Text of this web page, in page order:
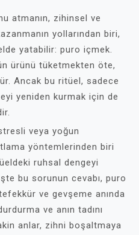
atmanın, zihinsel ve
yollarından biri,
yatabilir: puro içmek.
ürünü tüketmekten öte,
Ancak bu ritüel, sadece
yeniden kurmak için de
veya yoğun
yöntemlerinden biri
ruhsal dengeyi
bu sorunun cevabı, puro
ve gevşeme anında
ve anın tadını
anlar, zihni boşaltmaya